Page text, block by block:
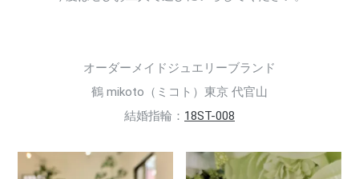
オーダーメイドジュエリーブランド
鶴 mikoto（ミコト）東京 代官山
結婚指輪： 18ST-008